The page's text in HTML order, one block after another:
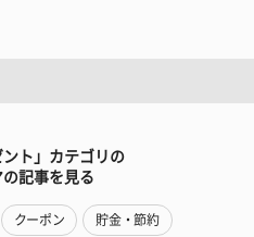
ント」カテゴリの
記事を見る
クーポン 貯金・節約